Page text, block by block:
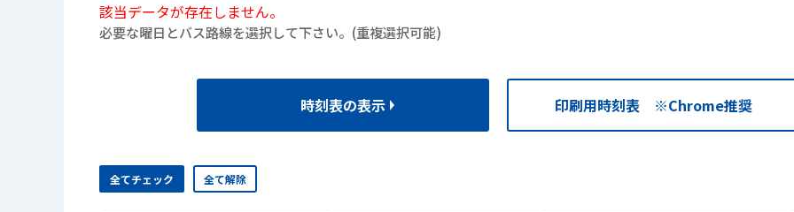
該当データが存在しません。
必要な曜日とバス路線を選択して下さい。(重複選択可能)
時刻表の表示 印刷用時刻表 ※Chrome推奨
全てチェック 全て解除